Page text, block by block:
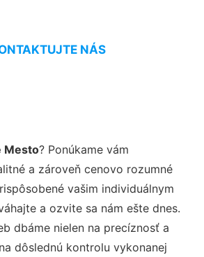
NÁS
Mesto? Ponúkame vám
a zároveň cenovo rozumné
vašim individuálnym
a ozvite sa nám ešte dnes.
dbáme nielen na precíznosť a
dôslednú kontrolu vykonanej